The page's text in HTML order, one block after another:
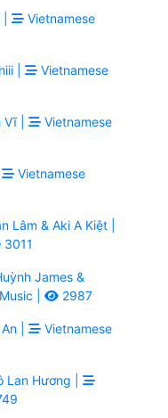
Vietnamese
|
Vietnamese
Vĩ |
Vietnamese
Vietnamese
Lâm & Aki A Kiệt |
3011
James &
| 2987
|
Vietnamese
Lan Hương |